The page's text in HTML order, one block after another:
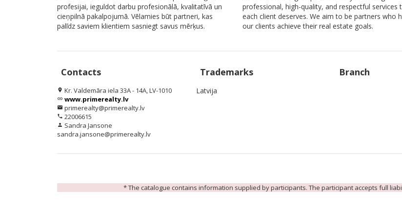
profesijai, ieguldot darbu profesionālā, kvalitatīvā un
cieņpilnā pakalpojumā. Vēlamies būt partneri, kas
palīdz saviem klientiem sasniegt savus mērķus.
professional, high-quality, and respectful services
each client deserves. We aim to be partners who
our clients achieve their real estate goals.
Contacts
location_on Kr. Valdemāra iela 33A - 14A, LV-1010
link www.primerealty.lv
email primerealty@primerealty.lv
phone 22006615
person Sandra Jansone
sandra.jansone@primerealty.lv
Trademarks
Latvija
Branch
* The catalogue contains information supplied by participants. The participant accepts full